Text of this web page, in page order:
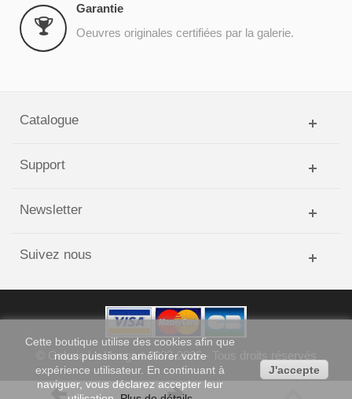
Garantie
Oeuvres originales certifiées par la galerie.
Cette boutique utilise des cookies afin que
nous puissions améliorer votre
expérience utilisateur. En continuant à
naviguer, vous déclarez accepter leur
J'accepte
Catalogue
Support
Newsletter
Suivez nous
Galerie Le Hangart2003-2026- Tous droits réservés